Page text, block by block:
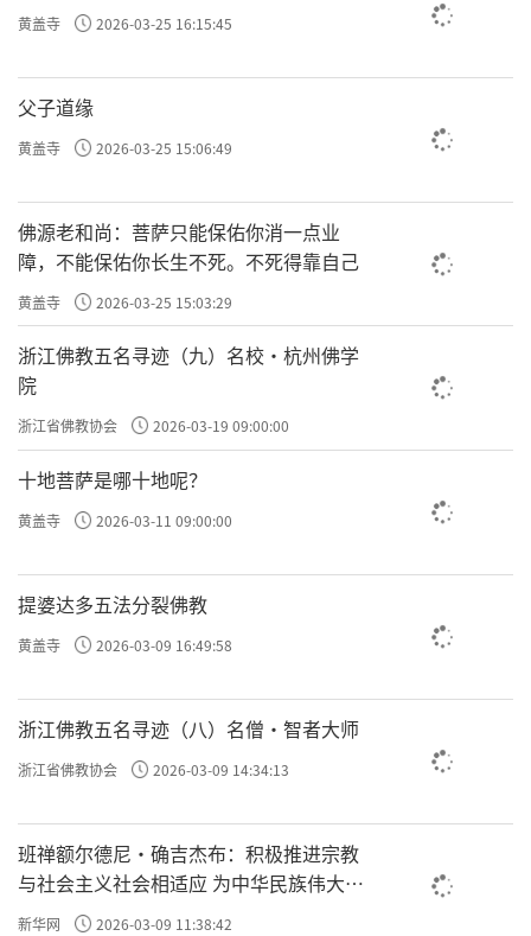
黄盖寺 2026-03-25 16:15:45
父子道缘
黄盖寺 2026-03-25 15:06:49
佛源老和尚：菩萨只能保佑你消一点业
障，不能保佑你长生不死。不死得靠自己
黄盖寺 2026-03-25 15:03:29
浙江佛教五名寻迹（九）名校·杭州佛学
院
浙江省佛教协会 2026-03-19 09:00:00
十地菩萨是哪十地呢？
黄盖寺 2026-03-11 09:00:00
提婆达多五法分裂佛教
黄盖寺 2026-03-09 16:49:58
浙江佛教五名寻迹（八）名僧·智者大师
浙江省佛教协会 2026-03-09 14:34:13
班禅额尔德尼·确吉杰布：积极推进宗教
与社会主义社会相适应 为中华民族伟大复
兴贡献力量
新华网 2026-03-09 11:38:42